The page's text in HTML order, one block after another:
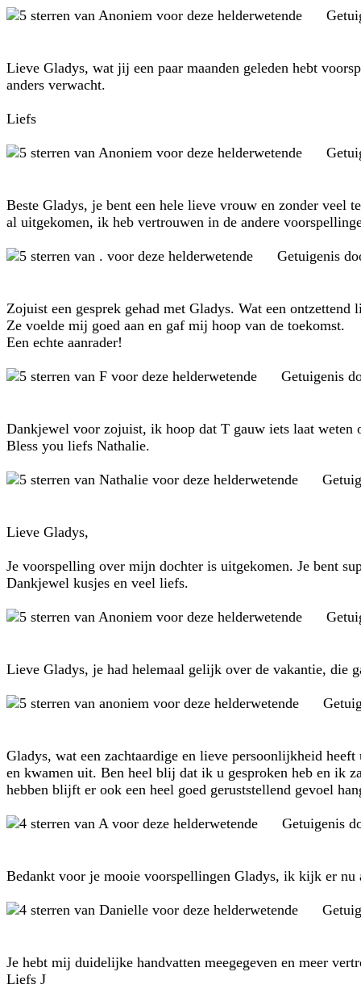
Lieve Gladys, wat jij een paar maanden geleden hebt
anders verwacht.
Liefs
Beste Gladys, je bent een hele lieve vrouw en zonder veel
al uitgekomen, ik heb vertrouwen in de andere
Getuigenis
Zojuist een gesprek gehad met Gladys. Wat een ontzettend
Ze voelde mij goed aan en gaf mij hoop van de toekomst.
Een echte aanrader!
Getuigenis
Dankjewel voor zojuist, ik hoop dat T gauw iets laat weten
Bless you liefs Nathalie.
Lieve Gladys,
Je voorspelling over mijn dochter is uitgekomen. Je bent
Dankjewel kusjes en veel liefs.
Lieve Gladys, je had helemaal gelijk over de vakantie, die
Gladys, wat een zachtaardige en lieve persoonlijkheid
en kwamen uit. Ben heel blij dat ik u gesproken heb en ik
hebben blijft er ook een heel goed geruststellend gevoel
Getuigenis
Bedankt voor je mooie voorspellingen Gladys, ik kijk er
Je hebt mij duidelijke handvatten meegegeven en meer
Liefs J